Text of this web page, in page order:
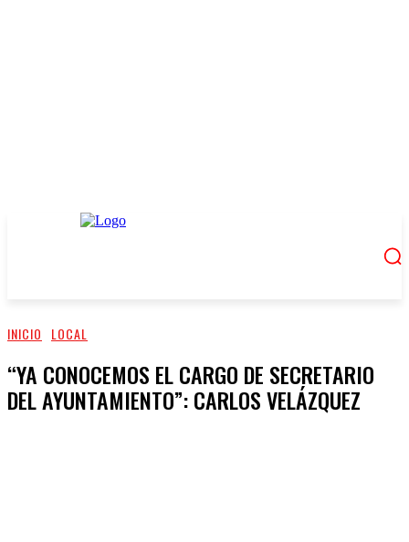
INICIO LOCAL
“YA CONOCEMOS EL CARGO DE SECRETARIO
DEL AYUNTAMIENTO”: CARLOS VELÁZQUEZ